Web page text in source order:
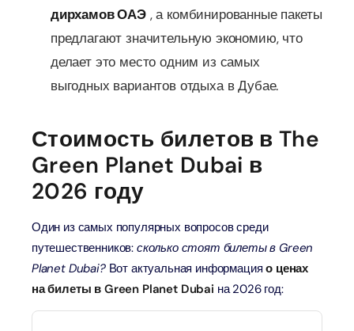
дирхамов ОАЭ, а комбинированные пакеты
предлагают значительную экономию, что
делает это место одним из самых
выгодных вариантов отдыха в Дубае.
Стоимость билетов в The
Green Planet Dubai в
2026 году
Один из самых популярных вопросов среди
путешественников: сколько стоят билеты в Green
Planet Dubai?Вот актуальная информацияо ценах
на билеты в Green Planet Dubai на 2026 год: